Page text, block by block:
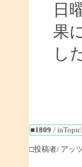
日
果
し
■1809 /
□投稿者/ アッ